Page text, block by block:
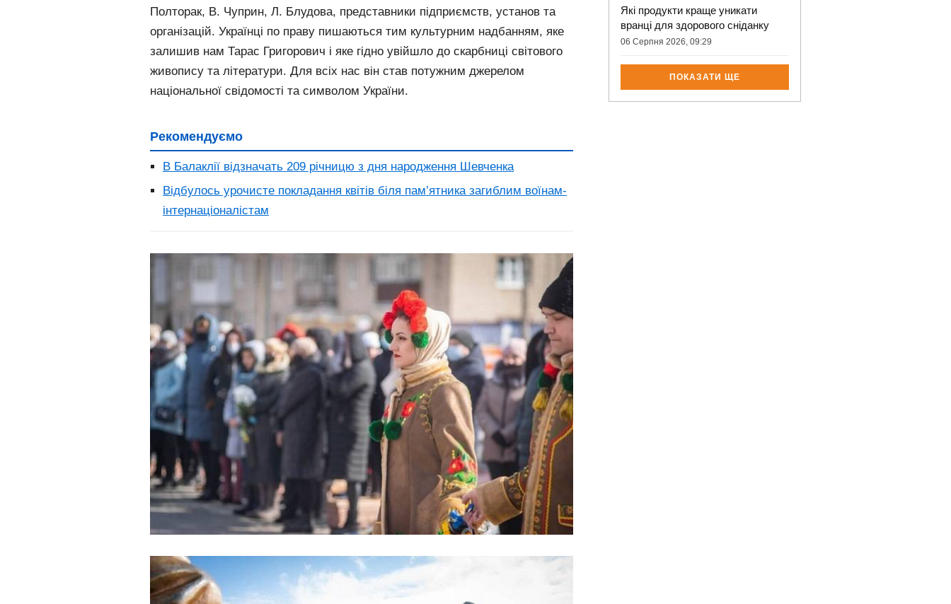
Полторак, В. Чуприн, Л. Блудова, представники підприємств, установ та
організацій. Українці по праву пишаються тим культурним надбанням, яке
залишив нам Тарас Григорович і яке гідно увійшло до скарбниці світового
живопису та літератури. Для всіх нас він став потужним джерелом
національної свідомості та символом України.
Рекомендуємо
В Балаклії відзначать 209 річницю з дня народження Шевченка
Відбулось урочисте покладання квітів біля пам’ятника загиблим воїнам-
інтернаціоналістам
Які продукти краще уникати
вранці для здорового сніданку
06 Серпня 2026, 09:29
ПОКАЗАТИ ЩЕ